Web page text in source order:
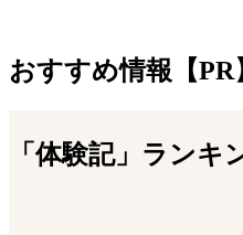
おすすめ情報【PR
「体験記」ランキ